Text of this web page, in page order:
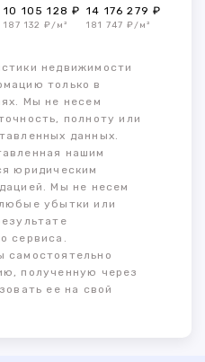
10 105 128 ₽
187 132 ₽/м²
14 176 279 ₽
181 747 ₽/м²
недвижимости
только в
Мы не несем
полноту или
данных.
нашим
юридическим
Мы не несем
убытки или
сервиса.
самостоятельно
полученную через
ее на свой